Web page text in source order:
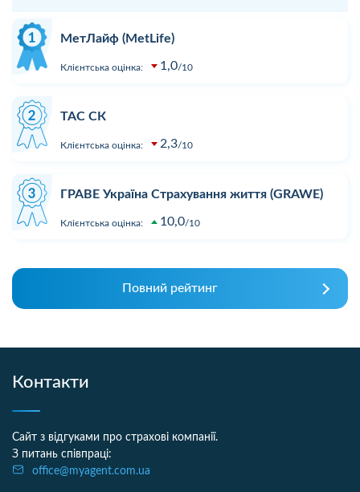
МетЛайф (MetLife)
Клієнтська оцінка: 1,0 10
ТАС СК
Клієнтська оцінка: 2,3 10
ГРАВЕ Україна Страхування життя (GRAWE)
Клієнтська оцінка: 10,0 10
Повний рейтинг
Контакти
Сайт з відгуками про страхові компанії.
З питань співпраці:
office@myagent.com.ua